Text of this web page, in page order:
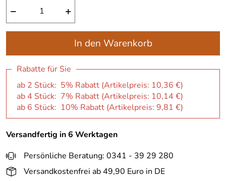
− +
In den Warenkorb
Rabatte für Sie
ab 2 Stück: 5% Rabatt (Artikelpreis: 10,36 €)
ab 4 Stück: 7% Rabatt (Artikelpreis: 10,14 €)
ab 6 Stück: 10% Rabatt (Artikelpreis: 9,81 €)
Versandfertig in 6 Werktagen
Persönliche Beratung: 0341 - 39 29 280
Versandkostenfrei ab 49,90 Euro in DE